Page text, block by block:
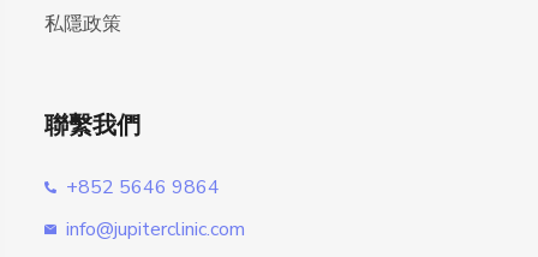
私隱政策
聯繫我們
+852 5646 9864
info@jupiterclinic.com